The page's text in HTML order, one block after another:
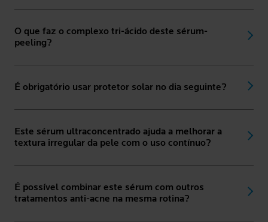
O que faz o complexo tri-ácido deste sérum-
peeling?
É obrigatório usar protetor solar no dia seguinte?
Este sérum ultraconcentrado ajuda a melhorar a
textura irregular da pele com o uso contínuo?
É possível combinar este sérum com outros
tratamentos anti-acne na mesma rotina?